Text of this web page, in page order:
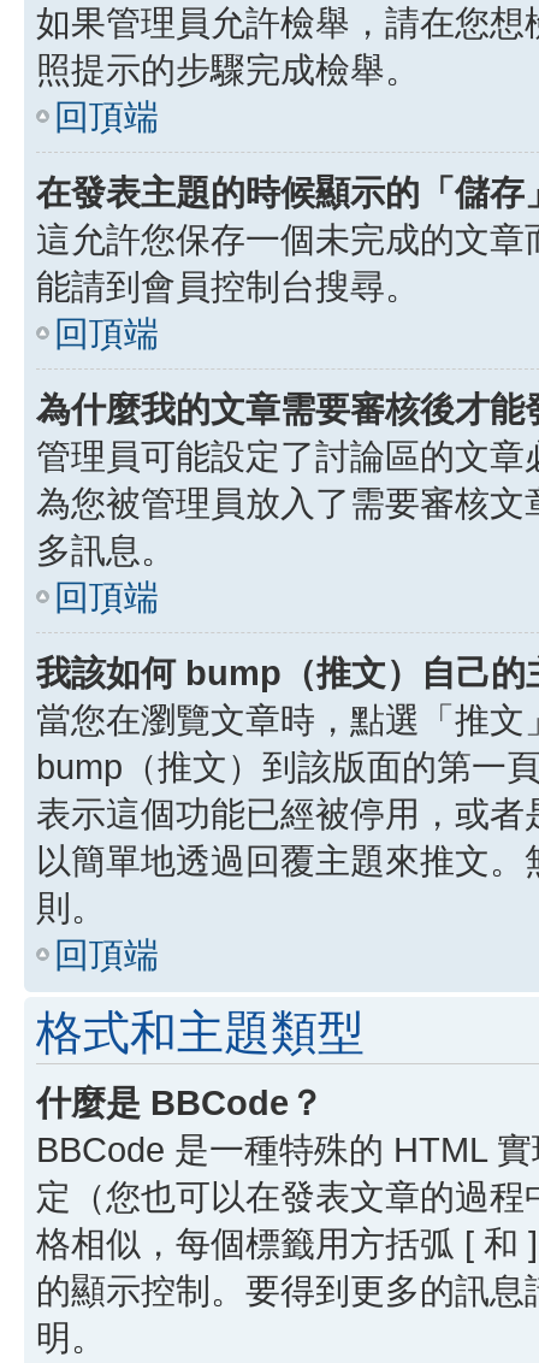
如果管理員允許檢舉，請在您
照提示的步驟完成檢舉。
回頂端
在發表主題的時候顯示的「儲
這允許您保存一個未完成的文
能請到會員控制台搜尋。
回頂端
為什麼我的文章需要審核後才能
管理員可能設定了討論區的文
為您被管理員放入了需要審核
多訊息。
回頂端
我該如何 bump（推文）自己的
當您在瀏覽文章時，點選「推
bump（推文）到該版面的第一
表示這個功能已經被停用，或
以簡單地透過回覆主題來推文
則。
回頂端
格式和主題類型
什麼是 BBCode？
BBCode 是一種特殊的 HTML
定（您也可以在發表文章的過
格相似，每個標籤用方括弧 [ 和
的顯示控制。要得到更多的訊
明。